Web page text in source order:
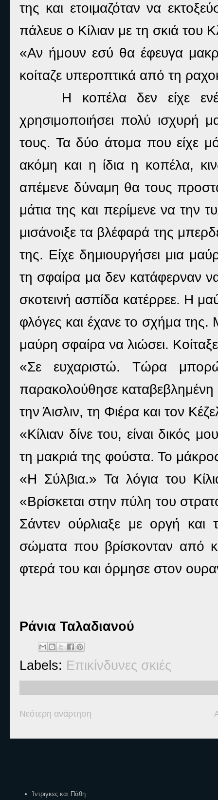
της και ετοιμαζόταν να
πάλευε ο Κίλιαν με τη σκιά του
«Αν ήμουν εσύ θα έφευγα
κοίταζε υπεροπτικά από τη
Η κοπέλα δεν είχε
χρησιμοποιήσει πολύ ισχυρή
τους. Τα δύο άτομα που είχε
ακόμη και η ίδια η κοπέλα,
απέμενε δύναμη θα τους
μάτια της και περίμενε να την
μισάνοιξε τα βλέφαρά της
της. Είχε δημιουργήσει μια
τη σφαίρα μα δεν κατάφερναν
σκοτεινή ασπίδα κατέρρεε. Η
φλόγες και έχανε το σχήμα της.
μαύρη σφαίρα να λιώσει.
«Σε ευχαριστώ. Τώρα
παρακολούθησε
την Άισλιν, τη Φιέρα και τον
«Κίλιαν δίνε του, είναι δικός
τη μακριά της φούστα. Το
«Η Σύλβια.» Τα λόγια του
«Βρίσκεται στην πύλη του
Σάντεν ούρλιαξε με οργή
σώματα που βρίσκονταν από
φτερά του και όρμησε στον
Ράνια Ταλαδιανού
Labels: Επικίνδυνες σκιές
Νεότερη ανάρτηση
Ίντριγκες και Πάθη